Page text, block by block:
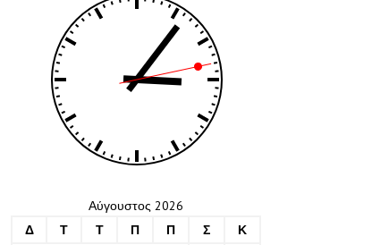
Αύγουστος 2026
Δ
Τ Τ Π Π Σ
Κ